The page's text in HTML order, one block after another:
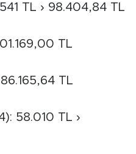
TL › 98.404,84 TL
TL
TL
58.010 TL ›